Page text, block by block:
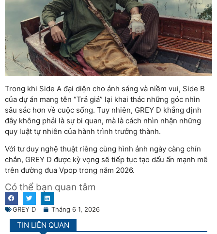
Trong khi Side A đại diện cho ánh sáng và niềm vui, Side B
của dự án mang tên “Trả giá” lại khai thác những góc nhìn
sâu sắc hơn về cuộc sống. Tuy nhiên, GREY D khẳng định
đây không phải là sự bi quan, mà là cách nhìn nhận những
quy luật tự nhiên của hành trình trưởng thành.
Với tư duy nghệ thuật riêng cùng hình ảnh ngày càng chín
chắn, GREY D được kỳ vọng sẽ tiếp tục tạo dấu ấn mạnh mẽ
trên đường đua Vpop trong năm 2026.
Có thể bạn quan tâm
GREY D Tháng 6 1, 2026
TIN LIÊN QUAN